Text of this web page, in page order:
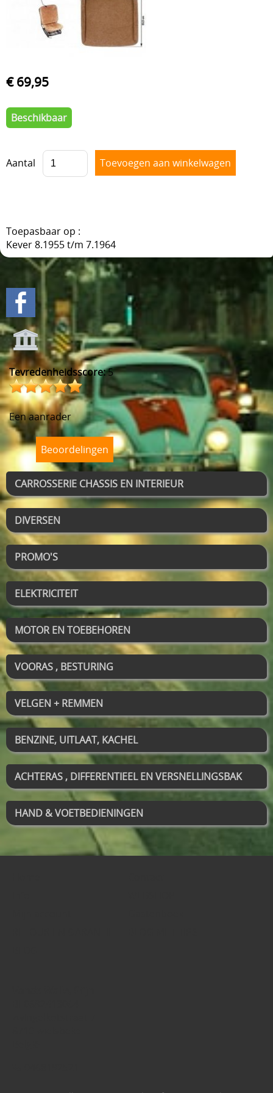
VOORAS , BESTURING
VELGEN + REMMEN
ACHTERAS , DIFFERENTIEEL EN VERSNELLINGSBAK
HAND & VOETBEDIENINGEN
Tevredenheidsscore:5
Een aanrader
Beoordelingen
CARROSSERIE CHASSIS EN INTERIEUR
DIVERSEN
PROMO'S
ELEKTRICITEIT
MOTOR EN TOEBEHOREN
VOORAS , BESTURING
VELGEN + REMMEN
BENZINE, UITLAAT, KACHEL
ACHTERAS , DIFFERENTIEEL EN VERSNELLINGSBAK
HAND & VOETBEDIENINGEN
€ 69,95
Beschikbaar
Aantal
Toepasbaar op :
Kever 8.1955 t/m 7.1964